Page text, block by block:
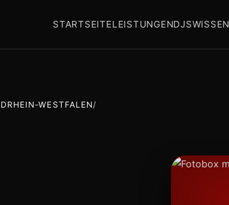
STARTSEITELEISTUNGENDJSWISSEN
WESTFALEN/